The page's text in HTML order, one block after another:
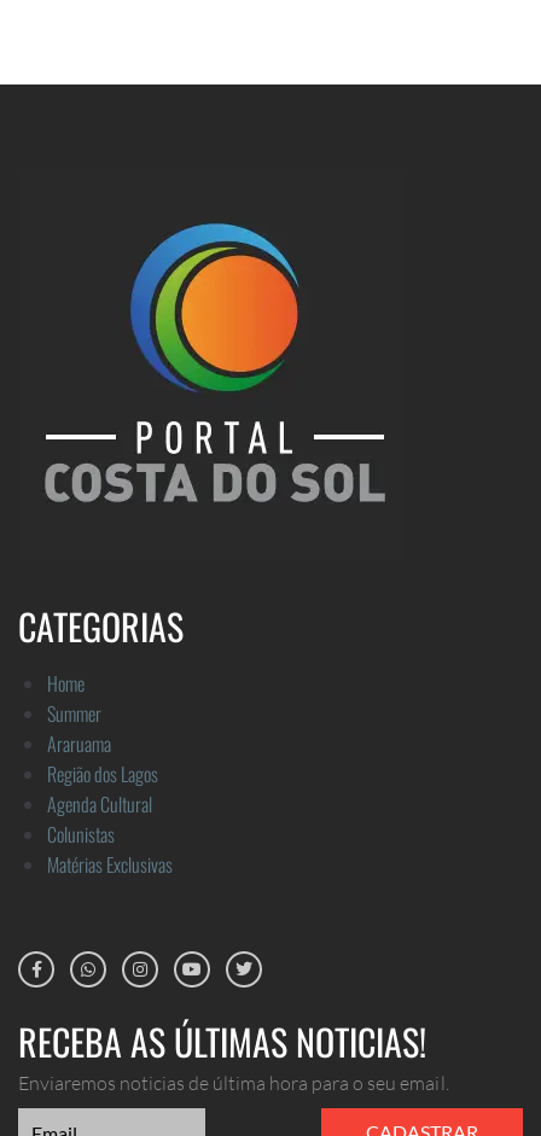
CATEGORIAS
Home
Summer
Araruama
Região dos Lagos
Agenda Cultural
Colunistas
Matérias Exclusivas
RECEBA AS ÚLTIMAS NOTICIAS!
Enviaremos noticias de última hora para o seu email.
CADASTRAR